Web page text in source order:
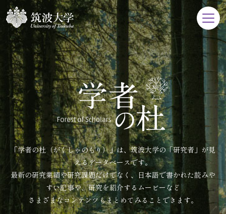
「学者の杜（がくしゃのもり）」は、筑波大学の「研究者」が見
えるデータベースです。
最新の研究業績や研究課題だけでなく、日本語で書かれた読みや
すい記事や、研究を紹介するムービーなど
さまざまなコンテンツもまとめてみることできます。